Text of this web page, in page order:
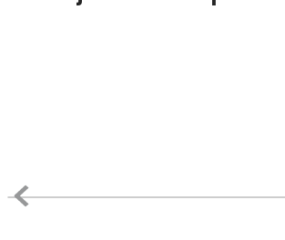
10. botas agua